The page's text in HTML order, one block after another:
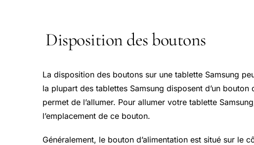
Disposition des boutons
La disposition des boutons sur une tablette Samsung
la plupart des tablettes Samsung disposent d’un
permet de l’allumer. Pour allumer votre tablette
l’emplacement de ce bouton.
Généralement, le bouton d’alimentation est situé sur le